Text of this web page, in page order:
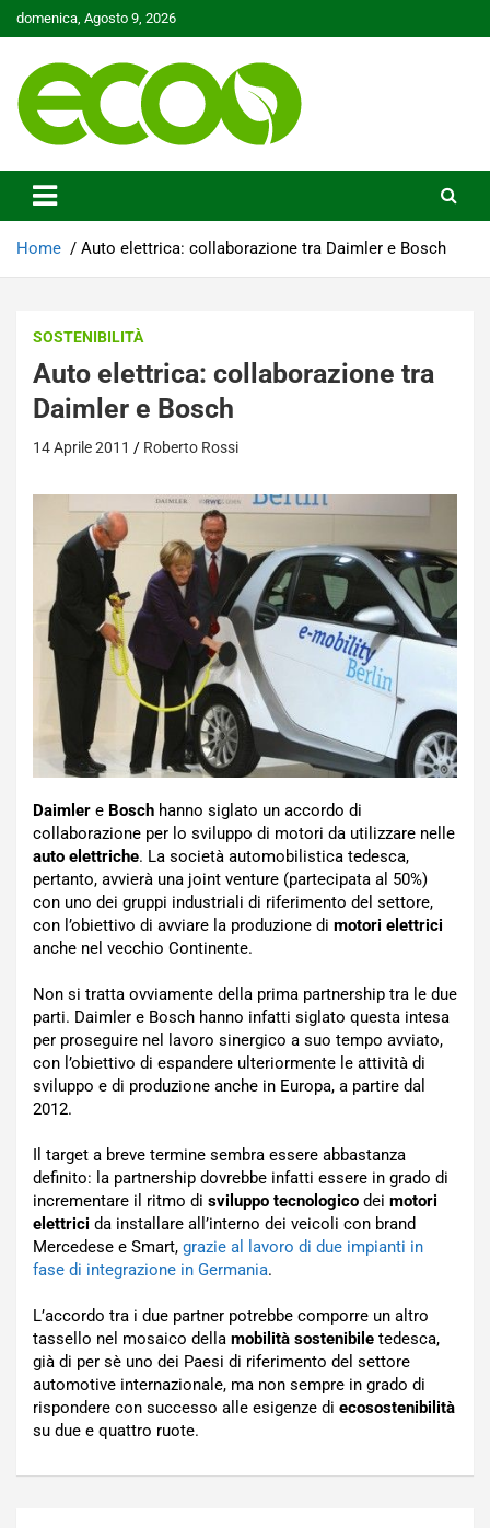
Skip
to
domenica, Agosto 9, 2026
Ecoo.it
Home Auto elettrica: collaborazione tra Daimler e Bosch
SOSTENIBILITÀ
Auto elettrica: collaborazione tra
Daimler e Bosch
14 Aprile 2011 Roberto Rossi
Daimler e Bosch hanno siglato un accordo di
collaborazione per lo sviluppo di motori da utilizzare nelle
auto elettriche. La società automobilistica tedesca,
pertanto, avvierà una joint venture (partecipata al 50%)
con uno dei gruppi industriali di riferimento del settore,
con l’obiettivo di avviare la produzione di motori elettrici
anche nel vecchio Continente.
Non si tratta ovviamente della prima partnership tra le due
parti. Daimler e Bosch hanno infatti siglato questa intesa
per proseguire nel lavoro sinergico a suo tempo avviato,
con l’obiettivo di espandere ulteriormente le attività di
sviluppo e di produzione anche in Europa, a partire dal
2012.
Il target a breve termine sembra essere abbastanza
definito: la partnership dovrebbe infatti essere in grado di
incrementare il ritmo di sviluppo tecnologico dei motori
elettrici da installare all’interno dei veicoli con brand
Mercedese e Smart, grazie al lavoro di due impianti in
fase di integrazione in Germania.
L’accordo tra i due partner potrebbe comporre un altro
tassello nel mosaico della mobilità sostenibile tedesca,
già di per sè uno dei Paesi di riferimento del settore
automotive internazionale, ma non sempre in grado di
rispondere con successo alle esigenze di ecosostenibilità
su due e quattro ruote.